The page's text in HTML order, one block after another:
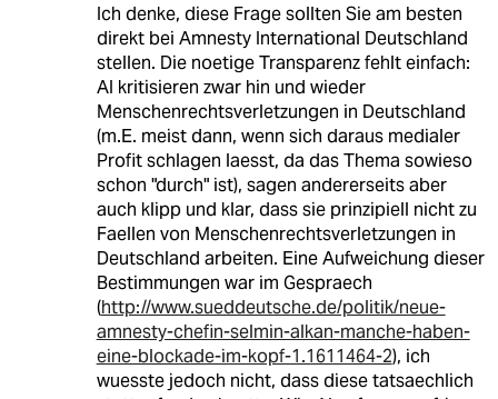
Ich denke, diese Frage sollten Sie am besten
direkt bei Amnesty International Deutschland
stellen. Die noetige Transparenz fehlt einfach:
AI kritisieren zwar hin und wieder
Menschenrechtsverletzungen in Deutschland
(m.E. meist dann, wenn sich daraus medialer
Profit schlagen laesst, da das Thema sowieso
schon "durch" ist), sagen andererseits aber
auch klipp und klar, dass sie prinzipiell nicht zu
Faellen von Menschenrechtsverletzungen in
Deutschland arbeiten. Eine Aufweichung dieser
Bestimmungen war im Gespraech
(http://www.sueddeutsche.de/politik/neue-
amnesty-chefin-selmin-alkan-manche-haben-
eine-blockade-im-kopf-1.1611464-2), ich
wuesste jedoch nicht, dass diese tatsaechlich